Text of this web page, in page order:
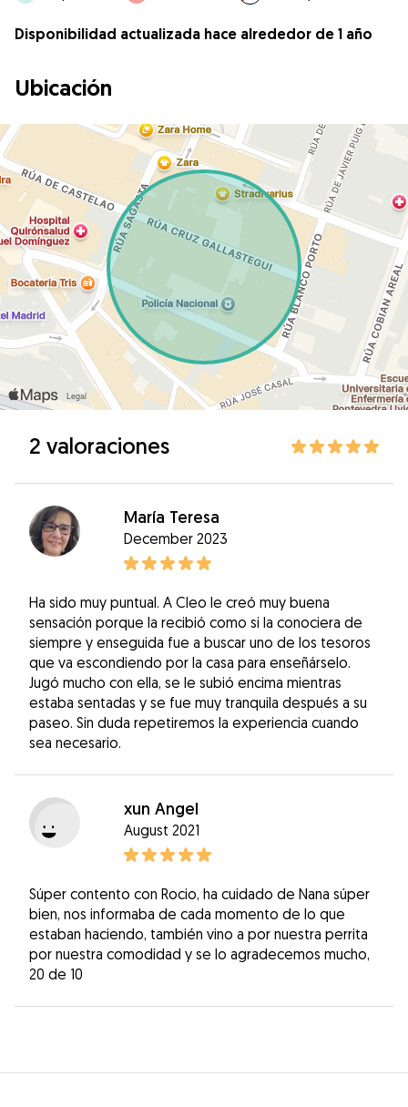
Disponibilidad actualizada hace alrededor de 1 año
Ubicación
2 valoraciones
María Teresa
December 2023
Ha sido muy puntual. A Cleo le creó muy buena
sensación porque la recibió como si la conociera de
siempre y enseguida fue a buscar uno de los tesoros
que va escondiendo por la casa para enseñárselo.
Jugó mucho con ella, se le subió encima mientras
estaba sentadas y se fue muy tranquila después a su
paseo. Sin duda repetiremos la experiencia cuando
sea necesario.
xun Angel
August 2021
Súper contento con Rocio, ha cuidado de Nana súper
bien, nos informaba de cada momento de lo que
estaban haciendo, también vino a por nuestra perrita
por nuestra comodidad y se lo agradecemos mucho,
20 de 10